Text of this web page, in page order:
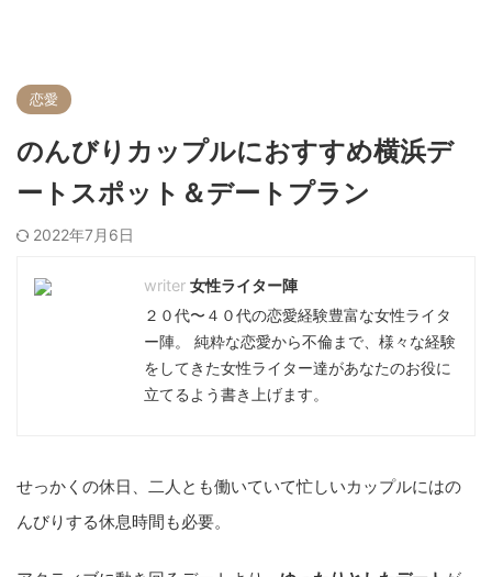
恋愛
のんびりカップルにおすすめ横浜デ
ートスポット＆デートプラン
2022年7月6日
女性ライター陣
２０代〜４０代の恋愛経験豊富な女性ライタ
ー陣。 純粋な恋愛から不倫まで、様々な経験
をしてきた女性ライター達があなたのお役に
立てるよう書き上げます。
せっかくの休日、二人とも働いていて忙しいカップルにはの
んびりする休息時間も必要。